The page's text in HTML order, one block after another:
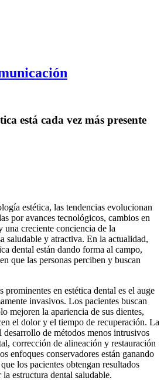
está cada vez más presente
estética, las tendencias evolucionan
por avances tecnológicos, cambios en
una creciente conciencia de la
saludable y atractiva. En la actualidad,
dental están dando forma al campo,
que las personas perciben y buscan
prominentes en estética dental es el auge
invasivos. Los pacientes buscan
mejoren la apariencia de sus dientes,
el dolor y el tiempo de recuperación. La
de métodos menos intrusivos
corrección de alineación y restauración
enfoques conservadores están ganando
los pacientes obtengan resultados
estructura dental saludable.